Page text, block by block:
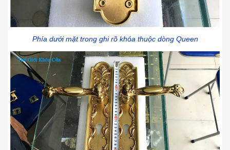
Phía dưới mặt trong ghi rõ khóa thuộc dòng Queen